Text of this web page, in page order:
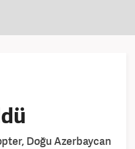
Doğu Azerbaycan